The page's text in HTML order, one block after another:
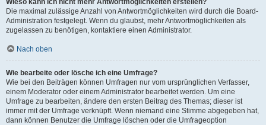
Wieso kann ich nicht mehr Antwortmöglichkeiten erstellen?
Die maximal zulässige Anzahl von Antwortmöglichkeiten wird durch die Board-
Administration festgelegt. Wenn du glaubst, mehr Antwortmöglichkeiten als
zugelassen zu benötigen, kontaktiere einen Administrator.
Nach oben
Wie bearbeite oder lösche ich eine Umfrage?
Wie bei den Beiträgen können Umfragen nur vom ursprünglichen Verfasser,
einem Moderator oder einem Administrator bearbeitet werden. Um eine
Umfrage zu bearbeiten, ändere den ersten Beitrag des Themas; dieser ist
immer mit der Umfrage verknüpft. Wenn niemand eine Stimme abgegeben hat,
dann können Benutzer die Umfrage löschen oder die Umfrageoption